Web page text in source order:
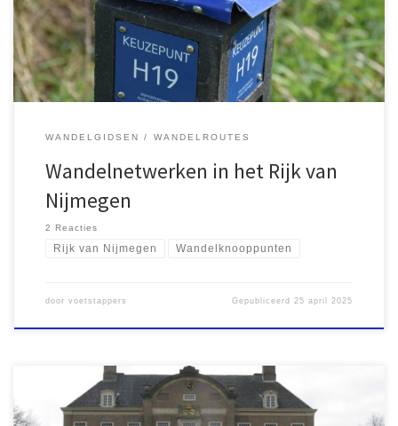
bewegwijzering, lijkt de samenwerking met bestaande systemen
niet optimaal en blijft verbetering nodig.
WANDELGIDSEN WANDELROUTES
Wandelnetwerken in het Rijk van
Nijmegen
2 Reacties
Rijk van Nijmegen Wandelknooppunten
door voetstappers Gepubliceerd 25 april 2025